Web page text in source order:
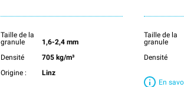
Taille de la
granule
1,6-2,4 mm
Densité
705 kg/m³
Origine :
Linz
Taille de la
granule
Densité
En